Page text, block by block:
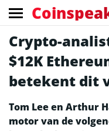
Crypto-
$12K
betekent dit
Tom Lee en Arthur
motor van de